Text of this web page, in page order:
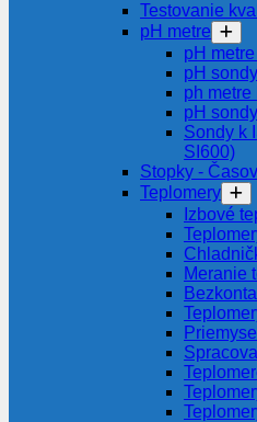
Testovanie
pH metre
pH
pH
ph metre
pH
Sondy k
SI600)
Stopky -
Teplomery
Izbové
Meranie